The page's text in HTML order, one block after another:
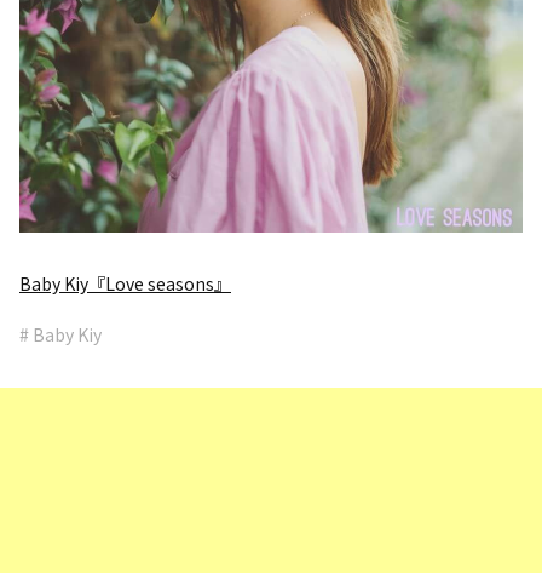
Baby Kiy『Love seasons』
# Baby Kiy